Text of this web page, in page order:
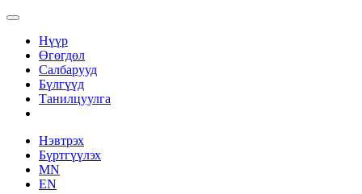
Нүүр
Өгөгдөл
Салбарууд
Бүлгүүд
Танилцуулга
Нэвтрэх
Бүртгүүлэх
MN
EN